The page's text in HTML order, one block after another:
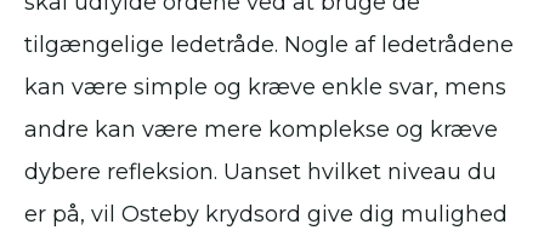
tilgængelige ledetråde. Nogle af ledetrådene
kan være simple og kræve enkle svar, mens
andre kan være mere komplekse og kræve
dybere refleksion. Uanset hvilket niveau du
er på, vil Osteby krydsord give dig mulighed